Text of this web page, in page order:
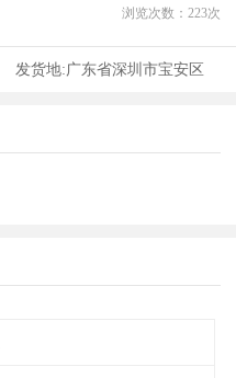
浏览次数： 223次
发货地:广东省深圳市宝安区